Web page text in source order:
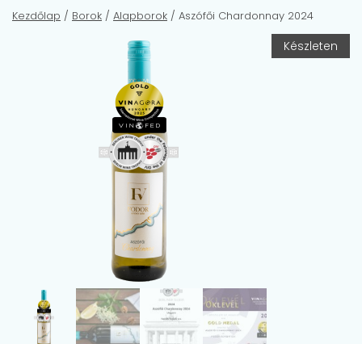
Kezdőlap / Borok / Alapborok / Aszófői Chardonnay 2024
Készleten